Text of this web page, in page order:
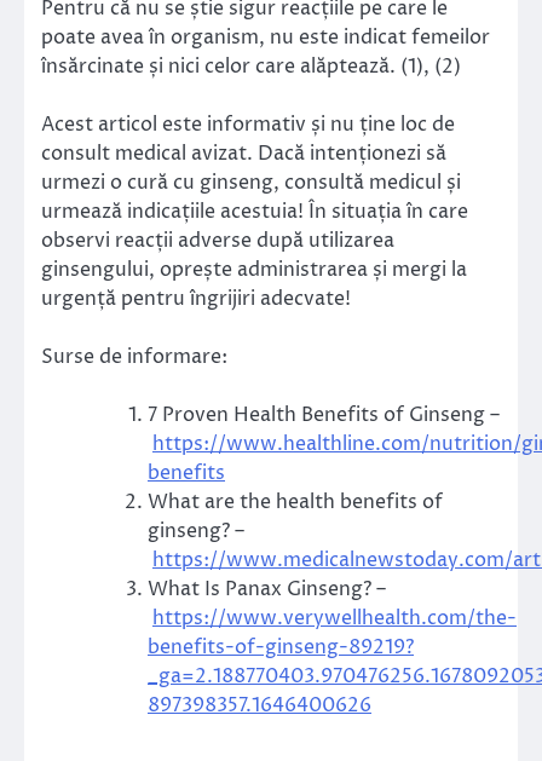
Pentru că nu se știe sigur reacțiile pe care le
poate avea în organism, nu este indicat femeilor
însărcinate și nici celor care alăptează. (1), (2)
Acest articol este informativ și nu ține loc de
consult medical avizat. Dacă intenționezi să
urmezi o cură cu ginseng, consultă medicul și
urmează indicațiile acestuia! În situația în care
observi reacții adverse după utilizarea
ginsengului, oprește administrarea și mergi la
urgență pentru îngrijiri adecvate!
Surse de informare:
7 Proven Health Benefits of Ginseng –
https://www.healthline.com/nutrition/
benefits
What are the health benefits of
ginseng? –
https://www.medicalnewstoday.com/
What Is Panax Ginseng? –
https://www.verywellhealth.com/the-
benefits-of-ginseng-89219?
897398357.1646400626